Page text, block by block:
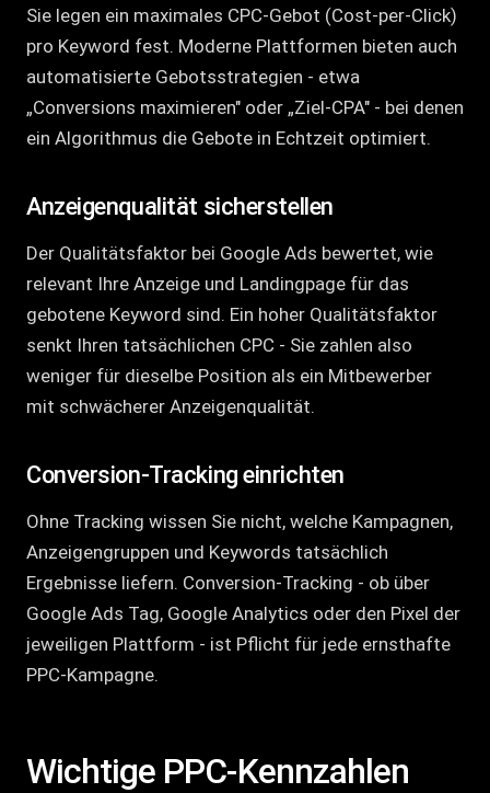
Sie legen ein maximales CPC-Gebot (Cost-per-Click)
pro Keyword fest. Moderne Plattformen bieten auch
automatisierte Gebotsstrategien - etwa
„Conversions maximieren" oder „Ziel-CPA" - bei denen
ein Algorithmus die Gebote in Echtzeit optimiert.
Anzeigenqualität sicherstellen
Der Qualitätsfaktor bei Google Ads bewertet, wie
relevant Ihre Anzeige und Landingpage für das
gebotene Keyword sind. Ein hoher Qualitätsfaktor
senkt Ihren tatsächlichen CPC - Sie zahlen also
weniger für dieselbe Position als ein Mitbewerber
mit schwächerer Anzeigenqualität.
Conversion-Tracking einrichten
Ohne Tracking wissen Sie nicht, welche Kampagnen,
Anzeigengruppen und Keywords tatsächlich
Ergebnisse liefern. Conversion-Tracking - ob über
Google Ads Tag, Google Analytics oder den Pixel der
jeweiligen Plattform - ist Pflicht für jede ernsthafte
PPC-Kampagne.
Wichtige PPC-Kennzahlen